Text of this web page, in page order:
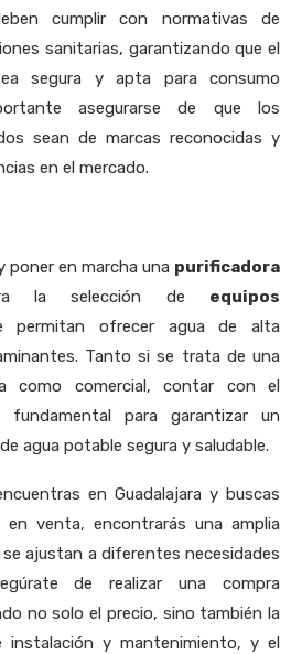
cumplir con normativas de
sanitarias, garantizando que el
segura y apta para consumo
asegurarse de que los
sean de marcas reconocidas y
en el mercado.
poner en marcha una purificadora
la selección de equipos
permitan ofrecer agua de alta
Tanto si se trata de una
como comercial, contar con el
fundamental para garantizar un
agua potable segura y saludable.
en Guadalajara y buscas
en venta, encontrarás una amplia
ajustan a diferentes necesidades
de realizar una compra
no solo el precio, sino también la
instalación y mantenimiento, y el